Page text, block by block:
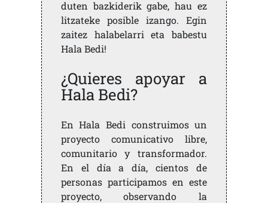
duten bazkiderik gabe, hau ez
litzateke posible izango. Egin
zaitez halabelarri eta babestu
Hala Bedi!
¿Quieres apoyar a
Hala Bedi?
En Hala Bedi construimos un
proyecto comunicativo libre,
comunitario y transformador.
En el día a día, cientos de
personas participamos en este
proyecto, observando la